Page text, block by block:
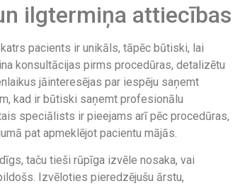
ilgtermiņa attiecības
pacients ir unikāls, tāpēc būtiski, lai
konsultācijas pirms procedūras, detalizētu
jāinteresējas par iespēju saņemt
kad ir būtiski saņemt profesionālu
speciālists ir pieejams arī pēc procedūras,
pat apmeklējot pacientu mājās.
taču tieši rūpīga izvēle nosaka, vai
Izvēloties pieredzējušu ārstu,